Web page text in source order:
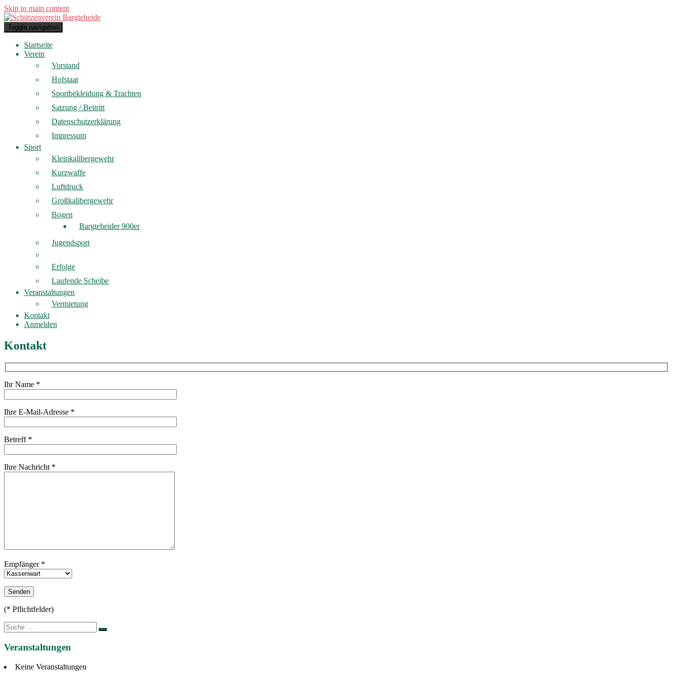
Skip to main content
Toggle navigation
Startseite
Verein
Vorstand
Hofstaat
Sportbekleidung & Trachten
Satzung / Beitritt
Datenschutzerklärung
Impressum
Sport
Kleinkalibergewehr
Kurzwaffe
Luftdruck
Großkalibergewehr
Bogen
Bargteheider 900er
Jugendsport
Erfolge
Laufende Scheibe
Veranstaltungen
Vermietung
Kontakt
Anmelden
Kontakt
Ihr Name *
Ihre E-Mail-Adresse *
Betreff *
Ihre Nachricht *
Empfänger *
Bitte lasse dieses Feld leer.
(* Pflichtfelder)
Suche
nach:
Veranstaltungen
Keine Veranstaltungen